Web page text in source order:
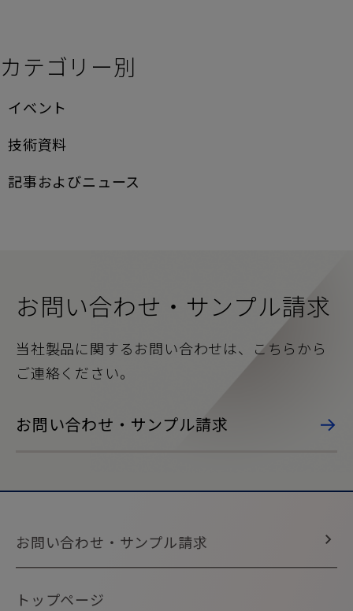
カテゴリー別
イベント
技術資料
記事およびニュース
お問い合わせ・ サンプル請求
当社製品に関するお問い合わせは、こちらから
ご連絡ください。
お問い合わせ・サンプル請求
トップページ
お問い合わせ・サンプル請求